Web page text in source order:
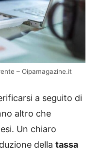
– Oipamagazine.it
a seguito di
altro che
Un chiaro
della tassa